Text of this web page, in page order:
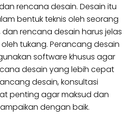
rencana desain. Desain itu
bentuk teknis oleh seorang
dan rencana desain harus jelas
tukang. Perancang desain
software khusus agar
desain yang lebih cepat
desain, konsultasi
penting agar maksud dan
dengan baik.